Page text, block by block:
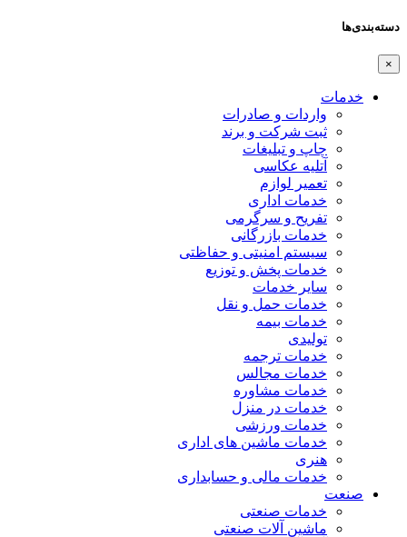
دسته‌بندی‌ها
×
خدمات
واردات و صادرات
ثبت شرکت و برند
چاپ و تبلیغات
آتلیه عکاسی
تعمیر لوازم
خدمات اداری
تفریح و سرگرمی
خدمات بازرگانی
سیستم امنیتی و حفاظتی
خدمات پخش و توزیع
سایر خدمات
خدمات حمل و نقل
خدمات بیمه
تولیدی
خدمات ترجمه
خدمات مجالس
خدمات مشاوره
خدمات در منزل
خدمات ورزشی
خدمات ماشین های اداری
هنری
خدمات مالی و حسابداری
صنعت
خدمات صنعتی
ماشین آلات صنعتی